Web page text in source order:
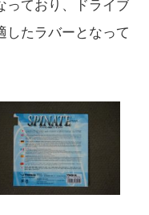
っており、ドライブ
したラバーとなって